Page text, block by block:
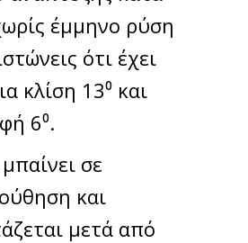
έμμηνο ρύση
ότι έχει
κλίση 13⁰ και
6⁰.
σε
και
μετά από